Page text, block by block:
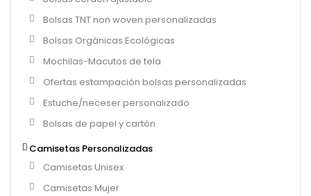
Bolsas TNT non woven personalizadas
Bolsas Orgánicas Ecológicas
Mochilas-Macutos de tela
Ofertas estampación bolsas personalizadas
Estuche/neceser personalizado
Bolsas de papel y cartón
Camisetas Personalizadas
Camisetas Unisex
Camisetas Mujer